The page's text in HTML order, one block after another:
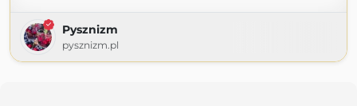
Pysznizm
pysznizm.pl